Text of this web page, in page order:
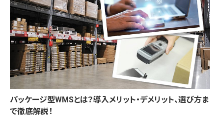
パッケージ型WMSとは？導入メリット・デメリット、選び方ま
で徹底解説！